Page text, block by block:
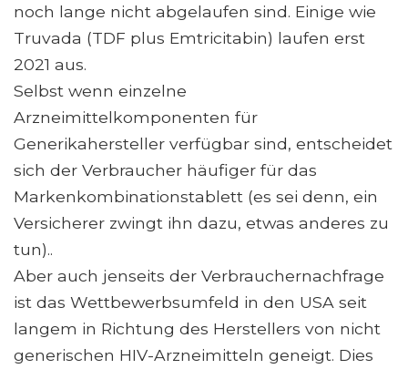
noch lange nicht abgelaufen sind. Einige wie
Truvada (TDF plus Emtricitabin) laufen erst
2021 aus.
Selbst wenn einzelne
Arzneimittelkomponenten für
Generikahersteller verfügbar sind, entscheidet
sich der Verbraucher häufiger für das
Markenkombinationstablett (es sei denn, ein
Versicherer zwingt ihn dazu, etwas anderes zu
tun)..
Aber auch jenseits der Verbrauchernachfrage
ist das Wettbewerbsumfeld in den USA seit
langem in Richtung des Herstellers von nicht
generischen HIV-Arzneimitteln geneigt. Dies